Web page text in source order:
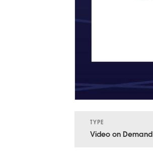
TYPE
Video on Demand